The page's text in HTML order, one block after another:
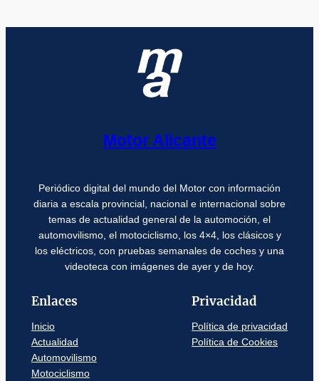
Motor Alicante
Periódico digital del mundo del Motor con información
diaria a escala provincial, nacional e internacional sobre
temas de actualidad general de la automoción, el
automovilismo, el motociclismo, los 4×4, los clásicos y
los eléctricos, con pruebas semanales de coches y una
videoteca con imágenes de ayer y de hoy.
Enlaces
Inicio
Actualidad
Automovilismo
Motociclismo
Privacidad
Política de privacidad
Política de Cookies